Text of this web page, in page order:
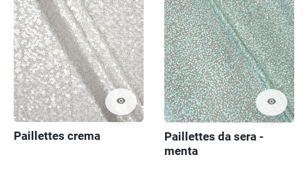
visibility
Paillettes crema
visibility
Paillettes da sera -
menta